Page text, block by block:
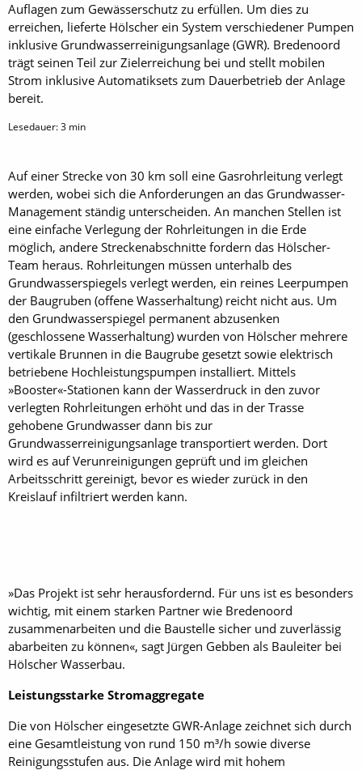
Auflagen zum Gewässerschutz zu erfüllen. Um dies zu
erreichen, lieferte Hölscher ein System verschiedener Pumpen
inklusive Grundwasserreinigungsanlage (GWR). Bredenoord
trägt seinen Teil zur Zielerreichung bei und stellt mobilen
Strom inklusive Automatiksets zum Dauerbetrieb der Anlage
bereit.
Lesedauer:3 min
Auf einer Strecke von 30 km soll eine Gasrohrleitung verlegt
werden, wobei sich die Anforderungen an das Grundwasser-
Management ständig unterscheiden. An manchen Stellen ist
eine einfache Verlegung der Rohrleitungen in die Erde
möglich, andere Streckenabschnitte fordern das Hölscher-
Team heraus. Rohrleitungen müssen unterhalb des
Grundwasserspiegels verlegt werden, ein reines Leerpumpen
der Baugruben (offene Wasserhaltung) reicht nicht aus. Um
den Grundwasserspiegel permanent abzusenken
(geschlossene Wasserhaltung) wurden von Hölscher mehrere
vertikale Brunnen in die Baugrube gesetzt sowie elektrisch
betriebene Hochleistungspumpen installiert. Mittels
»Booster«-Stationen kann der Wasserdruck in den zuvor
verlegten Rohrleitungen erhöht und das in der Trasse
gehobene Grundwasser dann bis zur
Grundwasserreinigungsanlage transportiert werden. Dort
wird es auf Verunreinigungen geprüft und im gleichen
Arbeitsschritt gereinigt, bevor es wieder zurück in den
Kreislauf infiltriert werden kann.
»Das Projekt ist sehr herausfordernd. Für uns ist es besonders
wichtig, mit einem starken Partner wie Bredenoord
zusammenarbeiten und die Baustelle sicher und zuverlässig
abarbeiten zu können«, sagt Jürgen Gebben als Bauleiter bei
Hölscher Wasserbau.
Leistungsstarke Stromaggregate
Die von Hölscher eingesetzte GWR-Anlage zeichnet sich durch
eine Gesamtleistung von rund 150 m³/h sowie diverse
Reinigungsstufen aus. Die Anlage wird mit hohem